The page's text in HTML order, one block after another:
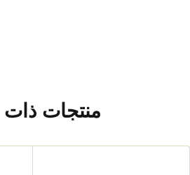
منتجات